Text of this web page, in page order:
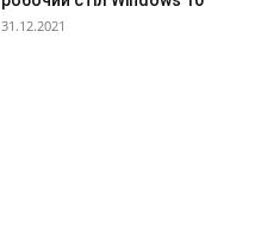
31.12.2021